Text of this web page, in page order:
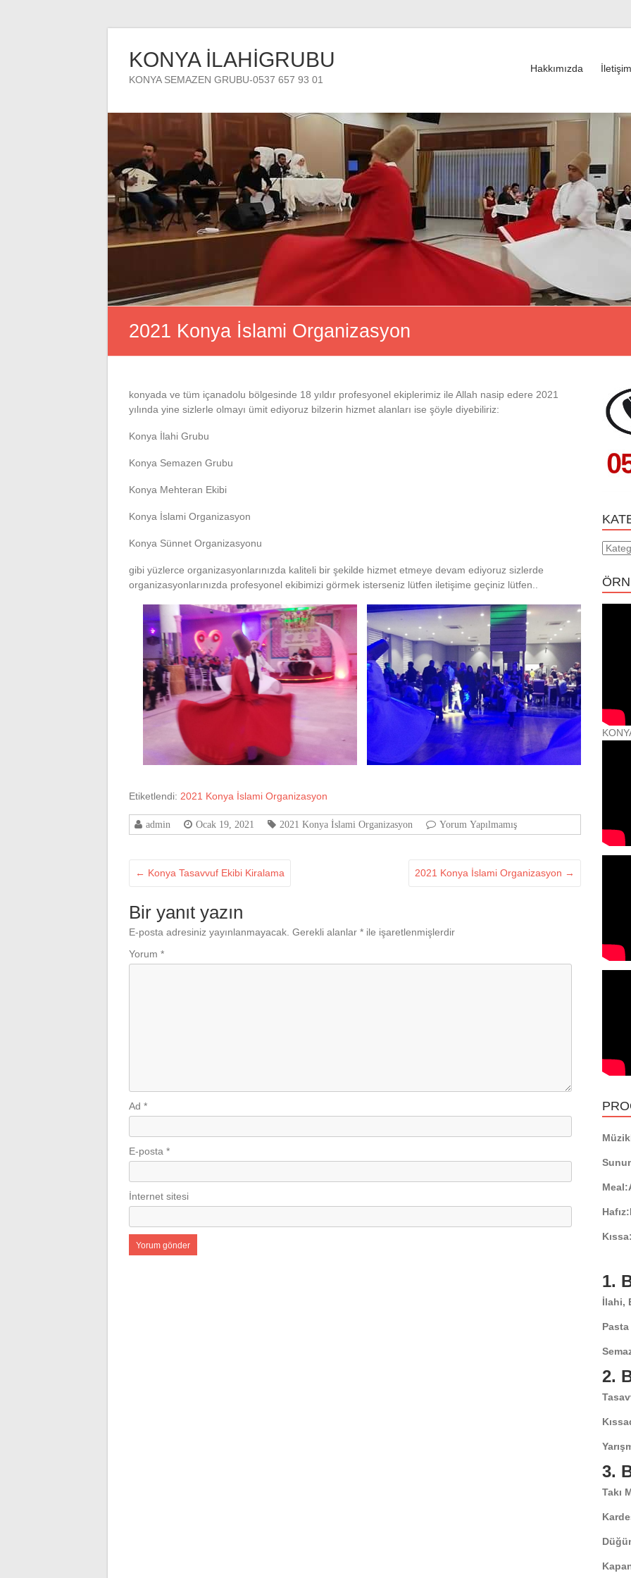
contentKONYA İLAHİGRUBU
KONYA SEMAZEN GRUBU-0537 657 93 01
Hakkımızda İletişim
2021 Konya İslami Organizasyon
konyada ve tüm içanadolu bölgesinde 18 yıldır profesyonel ekiplerimiz ile Allah nasip edere 2021
yılında yine sizlerle olmayı ümit ediyoruz bilzerin hizmet alanları ise şöyle diyebiliriz:
Konya İlahi Grubu
Konya Semazen Grubu
Konya Mehteran Ekibi
Konya İslami Organizasyon
Konya Sünnet Organizasyonu
gibi yüzlerce organizasyonlarınızda kaliteli bir şekilde hizmet etmeye devam ediyoruz sizlerde
organizasyonlarınızda profesyonel ekibimizi görmek isterseniz lütfen iletişime geçiniz lütfen..
Etiketlendi: 2021 Konya İslami Organizasyon
admin Ocak 19, 2021 2021 Konya İslami Organizasyon Yorum Yapılmamış
← Konya Tasavvuf Ekibi Kiralama 2021 Konya İslami Organizasyon →
Bir yanıt yazın
E-posta adresiniz yayınlanmayacak. Gerekli alanlar * ile işaretlenmişlerdir
Yorum *
Ad *
E-posta *
İnternet sitesi
Meal:
Hafız:
Kıssa:
1.
İlahi,
2.
3.
Takı